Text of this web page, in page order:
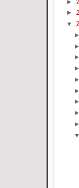
►
►
▼